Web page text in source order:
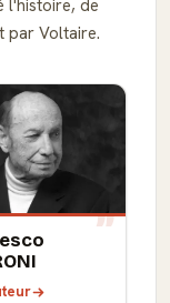
l'histoire, de
par Voltaire.